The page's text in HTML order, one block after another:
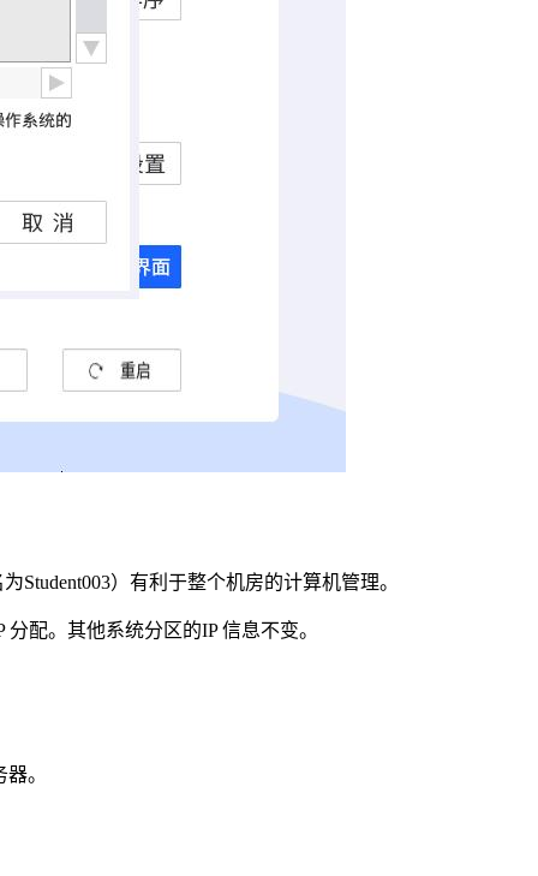
为Student003）有利于整个机房的计算机管理。
分配。其他系统分区的IP信息不变。
。